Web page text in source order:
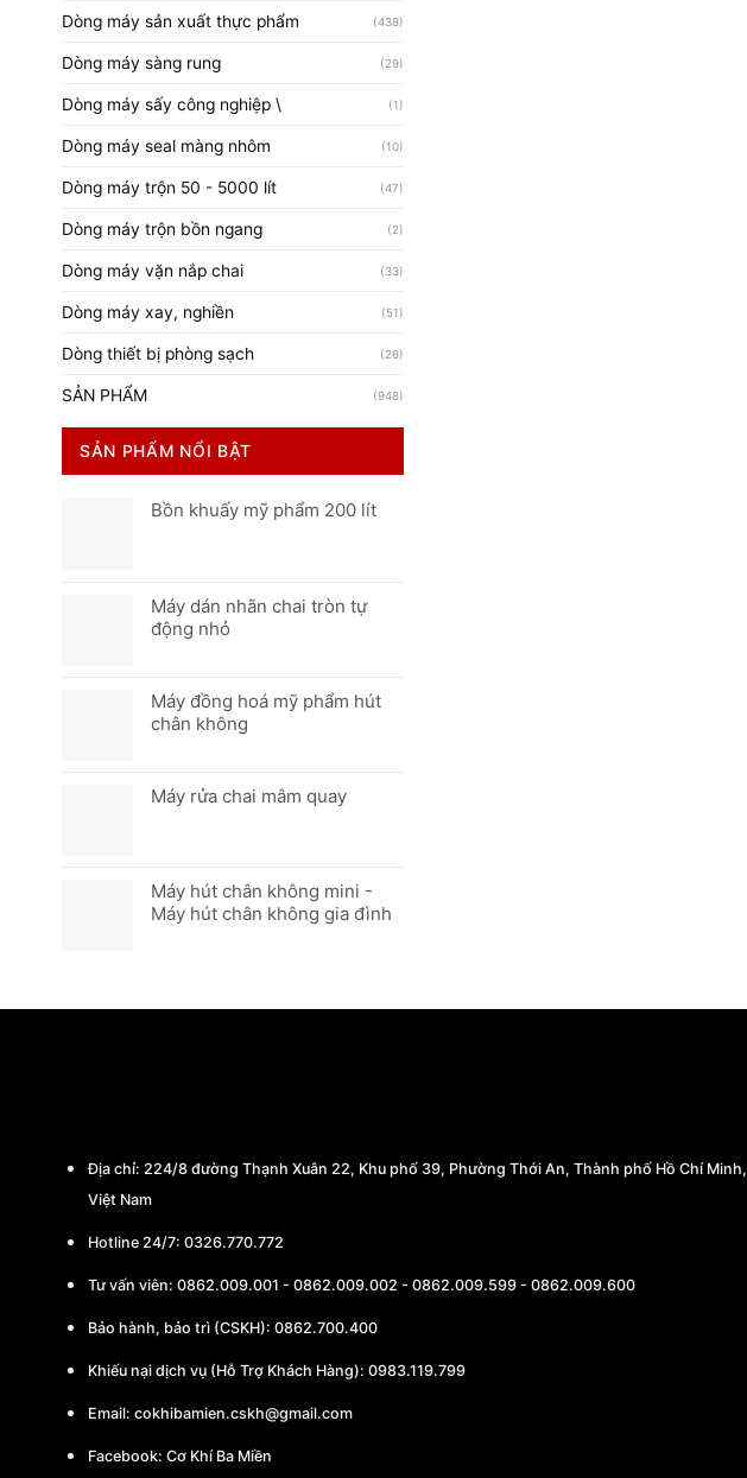
Dòng máy sản xuất thực phẩm (438)
Dòng máy sàng rung (29)
Dòng máy sấy công nghiệp \ (1)
Dòng máy seal màng nhôm (10)
Dòng máy trộn 50 - 5000 lít (47)
Dòng máy trộn bồn ngang (2)
Dòng máy vặn nắp chai (33)
Dòng máy xay, nghiền (51)
Dòng thiết bị phòng sạch (26)
SẢN PHẨM (948)
SẢN PHẨM NỔI BẬT
Bồn khuấy mỹ phẩm 200 lít
Máy dán nhãn chai tròn tự
động nhỏ
Máy đồng hoá mỹ phẩm hút
chân không
Máy rửa chai mâm quay
Máy hút chân không mini -
Máy hút chân không gia đình
Địa chỉ: 224/8 đường Thạnh Xuân 22, Khu phố 39, Phường Thới An, Thành phố Hồ Chí Minh,
Việt Nam
Hotline 24/7: 0326.770.772
Tư vấn viên: 0862.009.001 - 0862.009.002 - 0862.009.599 - 0862.009.600
Bảo hành, bảo trì (CSKH): 0862.700.400
Khiếu nại dịch vụ (Hỗ Trợ Khách Hàng): 0983.119.799
Email: cokhibamien.cskh@gmail.com
Facebook: Cơ Khí Ba Miền